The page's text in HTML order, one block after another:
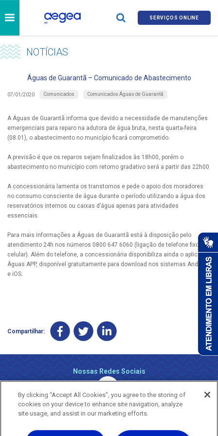
SERVIÇOS ONLINE
NOTÍCIAS
Águas de Guarantã – Comunicado de Abastecimento
07/01/2020 Comunicados Comunicados Águas de Guarantã
A Águas de Guarantã informa que devido a necessidade de manutenções
emergenciais para reparo na adutora de água bruta, nesta quarta-feira
(08.01), o abastecimento no município ficará comprometido.
A previsão é que os reparos sejam finalizados às 18h00, porém o
abastecimento no município com retorno gradativo será a partir das 22h00
A concessionária lamenta os transtornos e pede o apoio dos moradores
no consumo consciente de água durante o período utilizando a água dos
reservatórios internos ou caixas d’água apenas para atividades
essenciais.
Para mais informações a Águas de Guarantã está à disposição pelo
atendimento 24h nos números 0800 647 6060 (ligação de telefone fixo e
celular). Além do telefone, a concessionária disponibiliza ainda o aplicativo
Águas APP, disponível gratuitamente para download nos sistemas Android
e iOS.
Compartilhar:
Nossas Redes Sociais
By clicking “Accept All Cookies”, you agree to the storing of
cookies on your device to enhance site navigation, analyze
site usage, and assist in our marketing efforts.